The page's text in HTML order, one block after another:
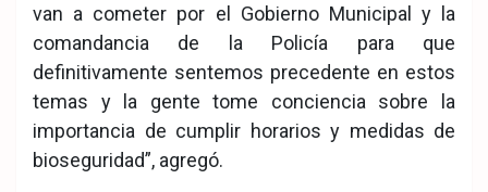
van a cometer por el Gobierno Municipal y la
comandancia de la Policía para que
definitivamente sentemos precedente en estos
temas y la gente tome conciencia sobre la
importancia de cumplir horarios y medidas de
bioseguridad”, agregó.